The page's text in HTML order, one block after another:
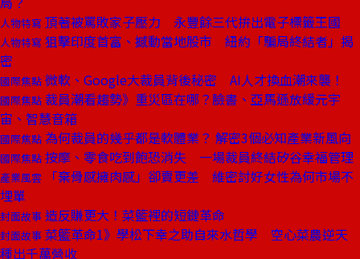
人物特寫 頂著被罵敗家子壓力 永豐餘三代拚出電子標籤王國
人物特寫 狙擊印度首富、撼動當地股市 紐約「騙局終結者」揭
密
國際焦點 微軟、Google大裁員背後秘密 AI人才換血潮來襲！
國際焦點 裁員潮看趨勢》重災區在哪？臉書、亞馬遜放緩元宇
宙、智慧音箱
國際焦點 為何裁員的幾乎都是軟體業？ 解密3個必知產業新風向
國際焦點 按摩、零食吃到飽恐消失 一場裁員終結矽谷幸福管理
產業風雲
「棄骨感擁肉感」卻賣更差 維密討好女性為何市場不
埋單
封面故事 造反賺更大！菜籃裡的短鏈革命
封面故事 菜籃革命1》學松下幸之助自來水哲學 空心菜農逆天
種出千萬營收